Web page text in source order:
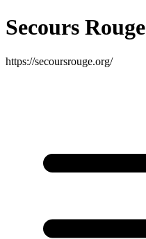
Secours Rouge
https://secoursrouge.org/